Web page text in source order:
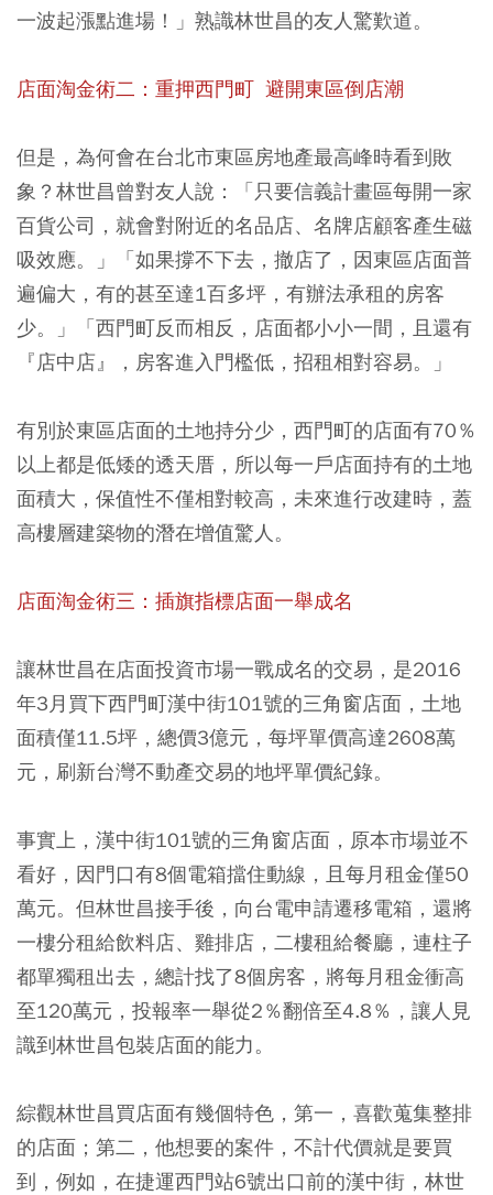
一波起漲點進場！」熟識林世昌的友人驚歎道。
店面淘金術二：重押西門町 避開東區倒店潮
但是，為何會在台北市東區房地產最高峰時看到敗
象？林世昌曾對友人說：「只要信義計畫區每開一家
百貨公司，就會對附近的名品店、名牌店顧客產生磁
吸效應。」「如果撐不下去，撤店了，因東區店面普
遍偏大，有的甚至達1百多坪，有辦法承租的房客
少。」「西門町反而相反，店面都小小一間，且還有
『店中店』，房客進入門檻低，招租相對容易。」
有別於東區店面的土地持分少，西門町的店面有70％
以上都是低矮的透天厝，所以每一戶店面持有的土地
面積大，保值性不僅相對較高，未來進行改建時，蓋
高樓層建築物的潛在增值驚人。
店面淘金術三：插旗指標店面一舉成名
讓林世昌在店面投資市場一戰成名的交易，是2016
年3月買下西門町漢中街101號的三角窗店面，土地
面積僅11.5坪，總價3億元，每坪單價高達2608萬
元，刷新台灣不動產交易的地坪單價紀錄。
事實上，漢中街101號的三角窗店面，原本市場並不
看好，因門口有8個電箱擋住動線，且每月租金僅50
萬元。但林世昌接手後，向台電申請遷移電箱，還將
一樓分租給飲料店、雞排店，二樓租給餐廳，連柱子
都單獨租出去，總計找了8個房客，將每月租金衝高
至120萬元，投報率一舉從2％翻倍至4.8％，讓人見
識到林世昌包裝店面的能力。
綜觀林世昌買店面有幾個特色，第一，喜歡蒐集整排
的店面；第二，他想要的案件，不計代價就是要買
到，例如，在捷運西門站6號出口前的漢中街，林世